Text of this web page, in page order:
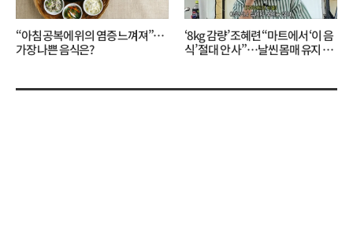
“아침 공복에 위의 염증 느껴져”…
가장 나쁜 음식은?
‘8kg 감량’ 조혜련 “마트에서 ‘이 음
식’ 절대 안 사”…날씬 몸매 유지 비